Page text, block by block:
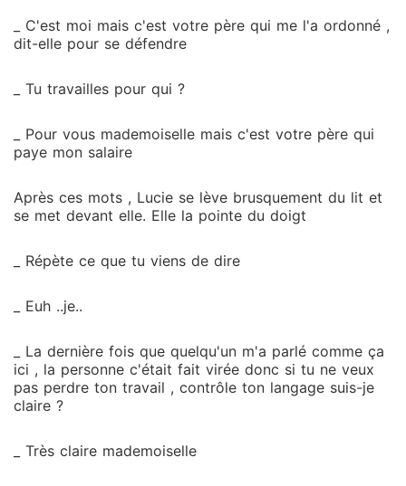
_ C'est moi mais c'est votre père qui me l'a ordonné ,
dit-elle pour se défendre
_ Tu travailles pour qui ?
_ Pour vous mademoiselle mais c'est votre père qui
paye mon salaire
Après ces mots , Lucie se lève brusquement du lit et
se met devant elle. Elle la pointe du doigt
_ Répète ce que tu viens de dire
_ Euh ..je..
_ La dernière fois que quelqu'un m'a parlé comme ça
ici , la personne c'était fait virée donc si tu ne veux
pas perdre ton travail , contrôle ton langage suis-je
claire ?
_ Très claire mademoiselle